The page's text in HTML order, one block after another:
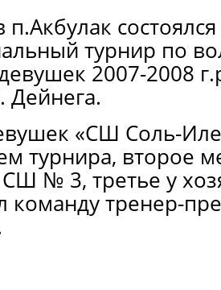
п.Акбулак состоялся
турнир по
2007-2008
Дейнега.
«СШ Соль-
турнира, второе
№ 3, третье у
команду тренер-